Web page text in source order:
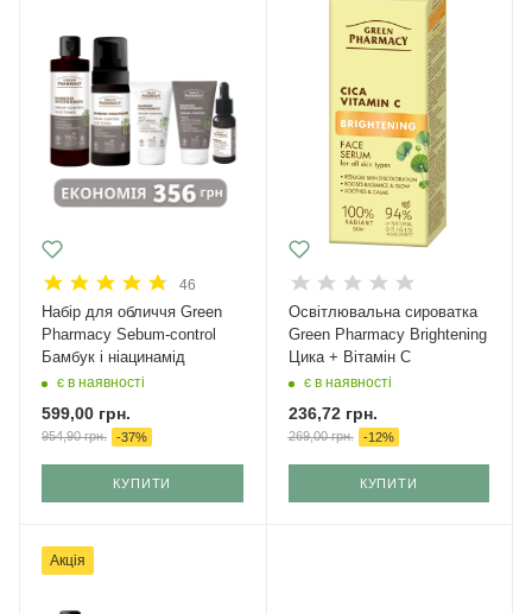
46
Набір для обличчя Green
Рharmacy Sebum-control
Бамбук і ніацинамід
є в наявності
599,00 грн.
954,90грн. -37%
КУПИТИ
Освітлювальна сироватка
Green Pharmacy Brightening
Цика + Вітамін С
є в наявності
236,72грн.
269,00грн. -12%
КУПИТИ
Акція